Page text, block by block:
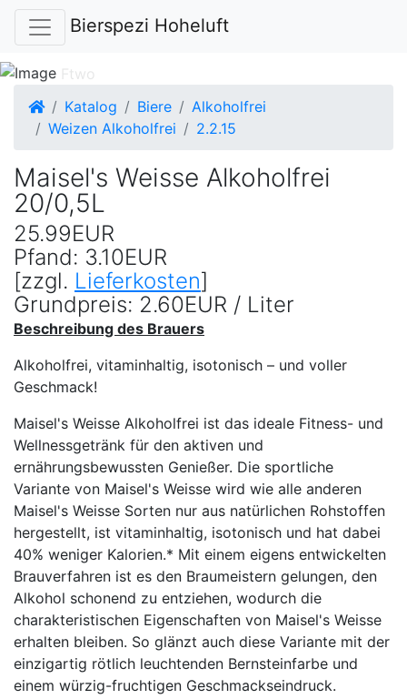
Bierspezi Hoheluft
Startseite
Katalog Biere
Alkoholfrei
Weizen Alkoholfrei
2.2.15
Maisel's Weisse Alkoholfrei
20/0,5L
25.99EUR
Pfand: 3.10EUR
[zzgl. Lieferkosten]
Grundpreis: 2.60EUR / Liter
Beschreibung des Brauers
Alkoholfrei, vitaminhaltig, isotonisch – und voller
Geschmack!
Maisel's Weisse Alkoholfrei ist das ideale Fitness- und
Wellnessgetränk für den aktiven und
ernährungsbewussten Genießer. Die sportliche
Variante von Maisel's Weisse wird wie alle anderen
Maisel's Weisse Sorten nur aus natürlichen Rohstoffen
hergestellt, ist vitaminhaltig, isotonisch und hat dabei
40% weniger Kalorien.* Mit einem eigens entwickelten
Brauverfahren ist es den Braumeistern gelungen, den
Alkohol schonend zu entziehen, wodurch die
charakteristischen Eigenschaften von Maisel's Weisse
erhalten bleiben. So glänzt auch diese Variante mit der
einzigartig rötlich leuchtenden Bernsteinfarbe und
einem würzig-fruchtigen Geschmackseindruck.